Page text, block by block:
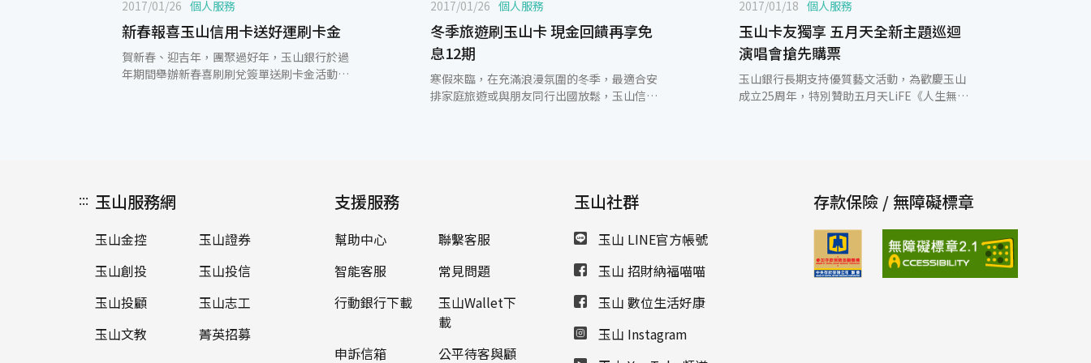
2017/01/26 個人服務
新春報喜玉山信用卡送好運刷卡金
賀新春、迎吉年，團聚過好年，玉山銀行於過
年期間舉辦新春喜刷刷兌簽單送刷卡金活動，
您刷越多，簽單中越多。 除了過年限定活動，
天天刷玉山信用卡，讓您新年好運到。週一網
金；週二百貨日，刷玉山統一時代聯名卡，台
北店館內單筆消費滿888元贈100元百貨商品
抵用券；週三寶雅日，刷玉山寶雅聯名卡，單
筆滿999元以上，現折100元購物金；週四藥
妝美妝日，康是美單筆滿888元贈100元商品
提貨券；週五團購日，生活市集單筆消費滿
1,300元贈100元刷卡金；週六文青日，博客來
2017/01/26 個人服務
冬季旅遊刷玉山卡 現金回饋再享免
息12期
寒假來臨，在充滿浪漫氛圍的冬季，最適合安
排家庭旅遊或與朋友同行出國放鬆，玉山信用
案，包含雄獅、可樂、東南、山富、五福、鳳
凰、華友…等27家旅行社，活動期間登錄活
動，並於精選之合作旅行社累積消費每滿
20,000元，享200元刷卡金回饋，上限新臺幣
2,000元，還可享有最高12期分期0利率及紅利
點數100%折抵團費等多重優惠，讓卡友在享
受冬季旅遊的同時，盡情創造愉快美好的回
憶。此外，即日起至2017年3月31日在海外實
體商店及國外網站消費，累積刷滿新臺幣
20,000元即享額外1%現金回饋，上限新臺幣
2017/01/18 個人服務
玉山卡友獨享 五月天全新主題巡迴
演唱會搶先購票
玉山銀行長期支持優質藝文活動，為歡慶玉山
成立25周年，特別贊助五月天LiFE《人生無限
的粉絲及玉山卡友把握難得機會。 2017五月
天LiFE《人生無限公司》巡迴演唱會為全新主
題，選定台灣最大演唱會場地-高雄世運主場
館為巡演首站，每場可容納5萬名歌迷，演唱
會訊息一公布即引起眾多歌迷熱烈迴響。本次
演唱會門票將於1月21日下午5點在拓元售票系
::: 玉山服務網
玉山金控
玉山證券
玉山創投
玉山投信
玉山投顧
玉山志工
玉山文教
菁英招募
支援服務
幫助中心
聯繫客服
智能客服
常見問題
行動銀行下載
玉山Wallet下
載
申訴信箱
公平待客與顧
玉山社群
玉山 LINE官方帳號
玉山 招財納福喵喵
玉山 數位生活好康
玉山 Instagram
存款保險 / 無障礙標章